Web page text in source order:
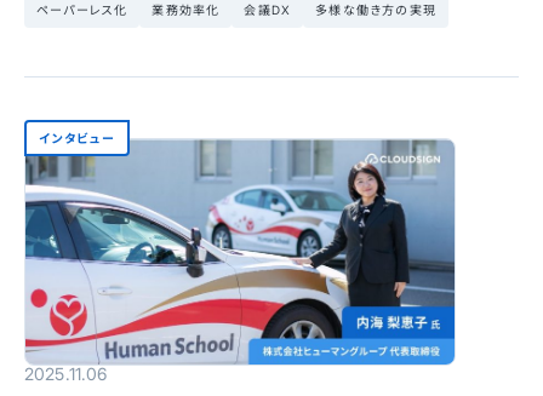
ペーパーレス化 業務効率化 会議DX 多様な働き方の実現
インタビュー
2025.11.06